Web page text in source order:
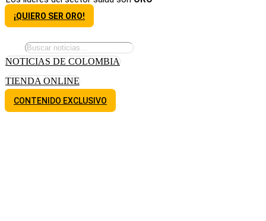
¡QUIERO SER ORO!
NOTICIAS DE COLOMBIA
TIENDA ONLINE
CONTENIDO EXCLUSIVO